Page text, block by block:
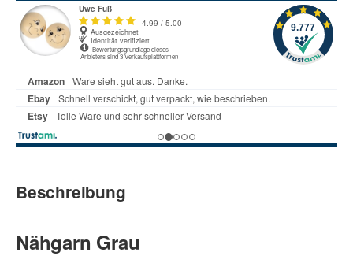
Beschreibung
Nähgarn Grau